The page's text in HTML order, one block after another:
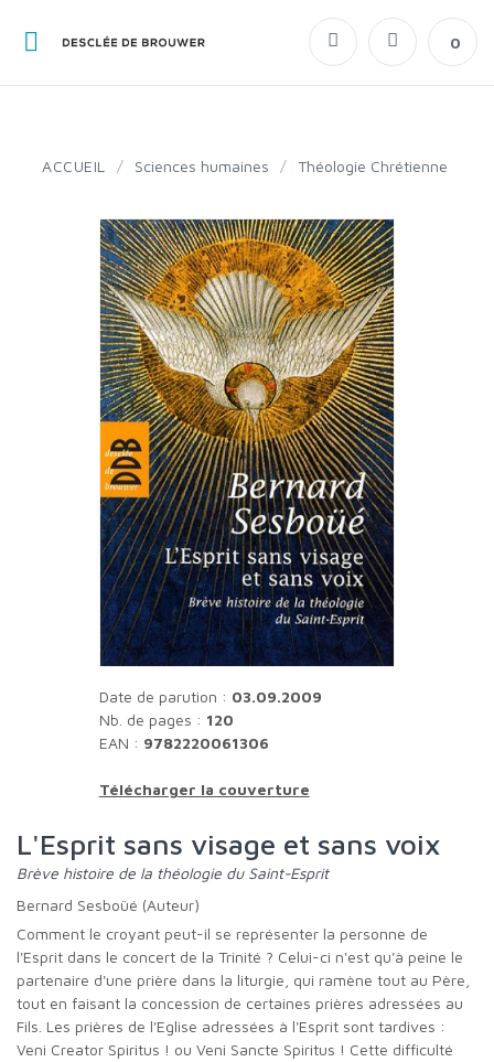
0
ACCUEIL / Sciences humaines / Théologie Chrétienne
Date de parution : 03.09.2009
Nb. de pages : 120
EAN : 9782220061306
Télécharger la couverture
L'Esprit sans visage et sans voix
Brève histoire de la théologie du Saint-Esprit
Bernard Sesboüé (Auteur)
Comment le croyant peut-il se représenter la personne de
l'Esprit dans le concert de la Trinité ? Celui-ci n'est qu'à peine le
partenaire d'une prière dans la liturgie, qui ramène tout au Père,
tout en faisant la concession de certaines prières adressées au
Fils. Les prières de l'Eglise adressées à l'Esprit sont tardives :
Veni Creator Spiritus ! ou Veni Sancte Spiritus ! Cette difficulté